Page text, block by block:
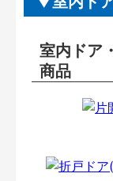
室内ドア
商品